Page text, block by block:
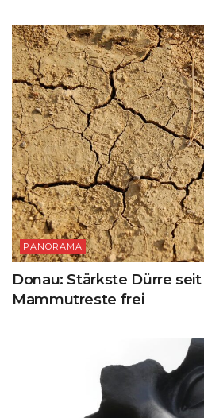
PANORAMA
Donau: Stärkste Dürre
Mammutreste frei